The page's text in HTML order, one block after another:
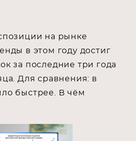
на рынке
в этом году достиг
за последние три года
Для сравнения: в
быстрее. В чём